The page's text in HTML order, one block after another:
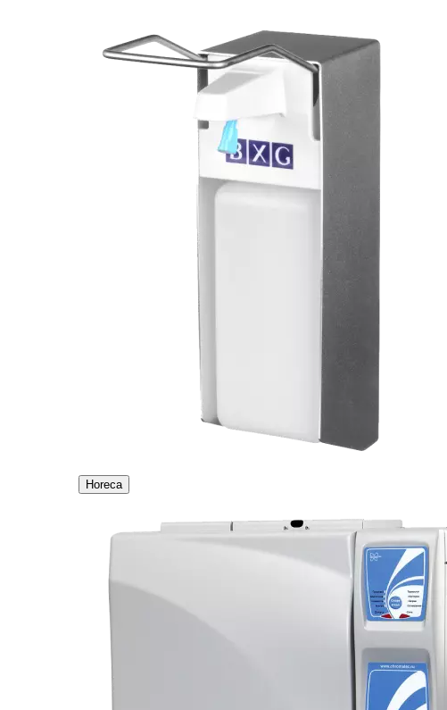
Horeca